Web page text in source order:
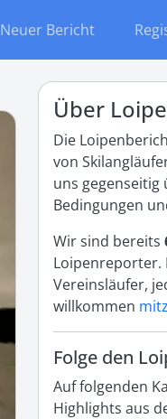
Neuer Bericht
Über
Die
von
uns gegenseitig
Bedingungen
Wir sind bereits
Loipenreporter.
Vereinsläufer,
willkommen
Folge den
Auf folgenden
Highlights aus